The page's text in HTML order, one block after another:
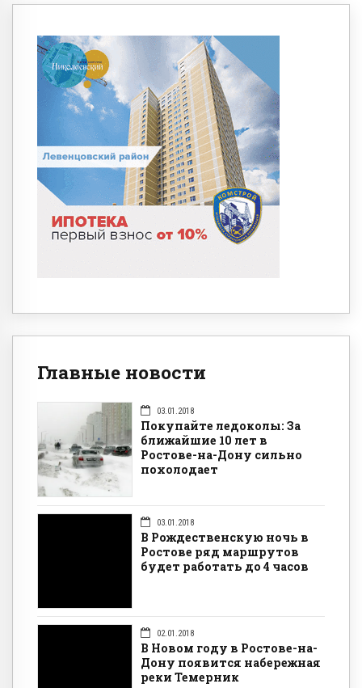
Главные новости
03.01.2018
Покупайте ледоколы: За
ближайшие 10 лет в
Ростове-на-Дону сильно
похолодает
03.01.2018
В Рождественскую ночь в
Ростове ряд маршрутов
будет работать до 4 часов
02.01.2018
В Новом году в Ростове-на-
Дону появится набережная
реки Темерник